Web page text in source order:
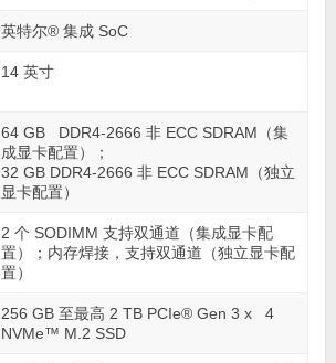
英特尔® 集成 SoC
14 英寸
64 GB DDR4-2666 非 ECC SDRAM（集
成显卡配置）；
32 GB DDR4-2666 非 ECC SDRAM（独立
显卡配置）
2 个 SODIMM 支持双通道（集成显卡配
置）；内存焊接，支持双通道（独立显卡配
置）
256 GB 至最高 2 TB PCIe® Gen 3 x 4
NVMe™ M.2 SSD